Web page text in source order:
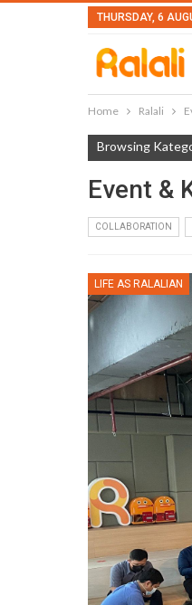
THURSDAY, 6
Home Ralali
Browsing
Event &
COLLABORATION
LIFE AS RALALIAN